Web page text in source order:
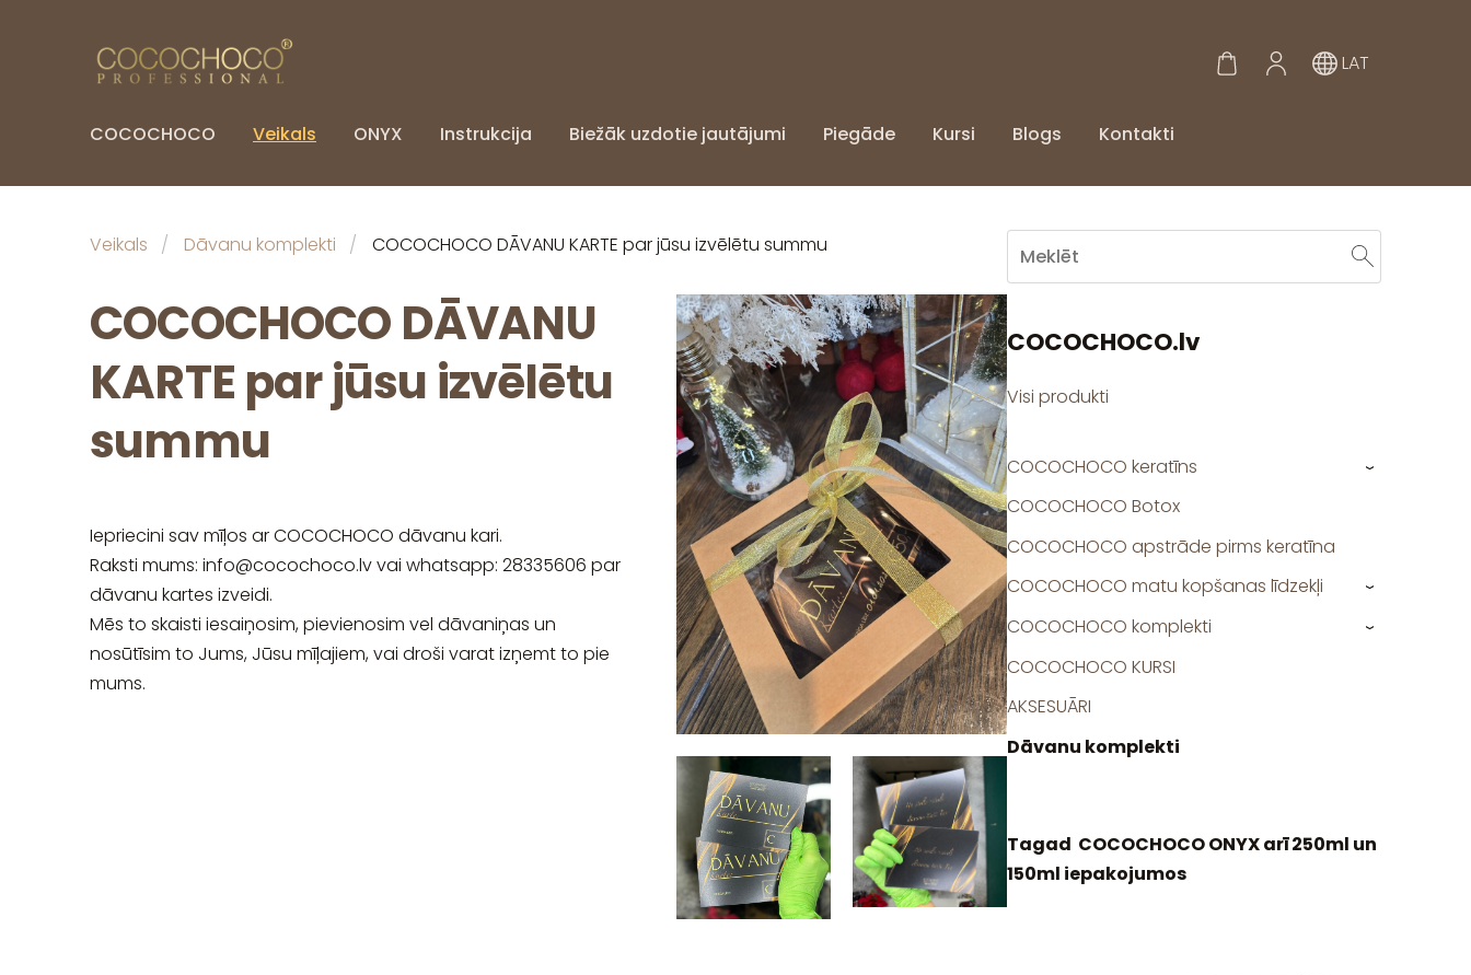
COCOCHOCO Veikals ONYX Instrukcija Biežāk uzdotie jautājumi Piegāde Kursi Blogs Kontakti
LAT
COCOCHOCO.lv
Visi produkti
COCOCHOCO keratīns ›
COCOCHOCO Botox
COCOCHOCO apstrāde pirms keratīna
COCOCHOCO matu kopšanas līdzekļi
›
COCOCHOCO komplekti ›
COCOCHOCO KURSI
AKSESUĀRI
Dāvanu komplekti
Tagad COCOCHOCO ONYX arī 250ml un
150ml iepakojumos
Veikals Dāvanu komplekti COCOCHOCO DĀVANU KARTE par jūsu izvēlētu summu
COCOCHOCO DĀVANU
KARTE par jūsu izvēlētu
summu
Iepriecini sav mīļos ar COCOCHOCO dāvanu kari.
Raksti mums: info@cocochoco.lvvai whatsapp: 28335606 par
dāvanu kartes izveidi.
Mēs to skaisti iesaiņosim, pievienosim vel dāvaniņas un
nosūtīsim to Jums, Jūsu mīļajiem, vai droši varat izņemt to pie
mums.